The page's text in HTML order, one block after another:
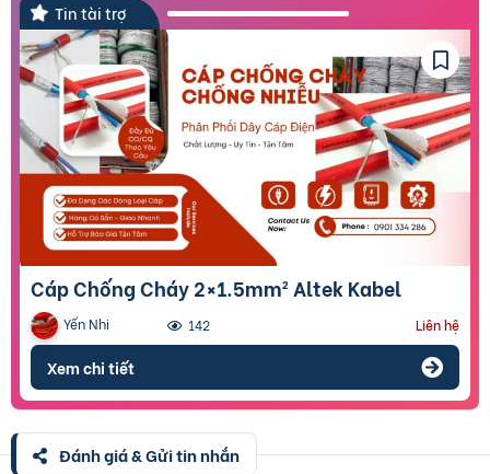
Tin tài trợ
Cáp Chống Cháy 2×1.5mm² Altek Kabel
Yến Nhi 142 Liên hệ
Xem chi tiết
Đánh giá & Gửi tin nhắn